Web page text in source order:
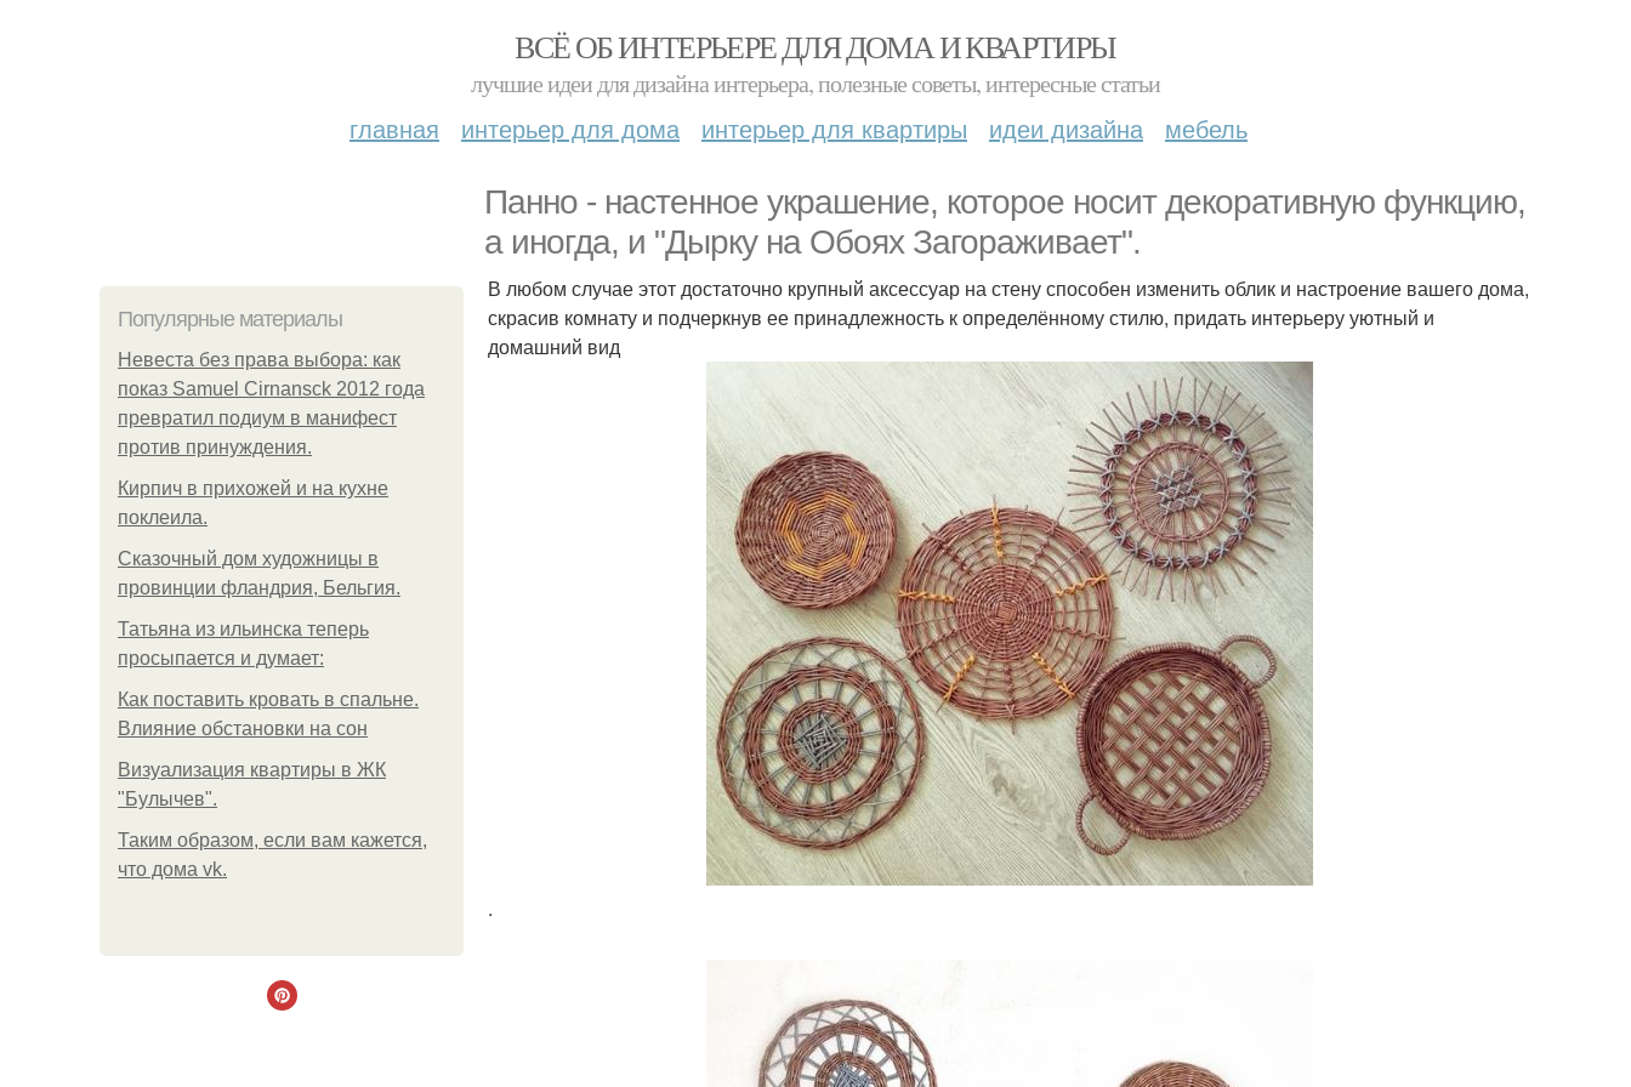
ВСЁ ОБ ИНТЕРЬЕРЕ ДЛЯ ДОМА И КВАРТИРЫ
лучшие идеи для дизайна интерьера, полезные советы, интересные статьи
главная интерьер для дома интерьер для квартиры идеи дизайна мебель
Панно - настенное украшение, которое носит декоративную функцию,
а иногда, и "Дырку на Обоях Загораживает".
Популярные материалы
Невеста без права выбора: как
показ Samuel Cirnansck 2012 года
превратил подиум в манифест
против принуждения.
Кирпич в прихожей и на кухне
поклеила.
Сказочный дом художницы в
провинции фландрия, Бельгия.
Татьяна из ильинска теперь
просыпается и думает:
Как поставить кровать в спальне.
Влияние обстановки на сон
Визуализация квартиры в ЖК
"Булычев".
Таким образом, если вам кажется,
что дома vk.
В любом случае этот достаточно крупный аксессуар на стену способен изменить облик и настроение вашего дома,
скрасив комнату и подчеркнув ее принадлежность к определённому стилю, придать интерьеру уютный и
домашний вид
.